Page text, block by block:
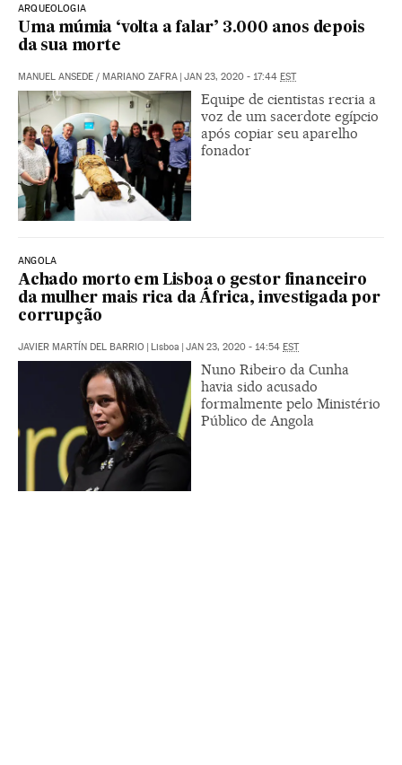
ARQUEOLOGIA
Uma múmia ‘volta a falar’ 3.000 anos depois
da sua morte
MANUEL ANSEDE / MARIANO ZAFRA | JAN 23, 2020 - 17:44 EST
Equipe de cientistas recria a
voz de um sacerdote egípcio
após copiar seu aparelho
fonador
ANGOLA
Achado morto em Lisboa o gestor financeiro
da mulher mais rica da África, investigada por
corrupção
JAVIER MARTÍN DEL BARRIO | Lisboa | JAN 23, 2020 - 14:54 EST
Nuno Ribeiro da Cunha
havia sido acusado
formalmente pelo Ministério
Público de Angola